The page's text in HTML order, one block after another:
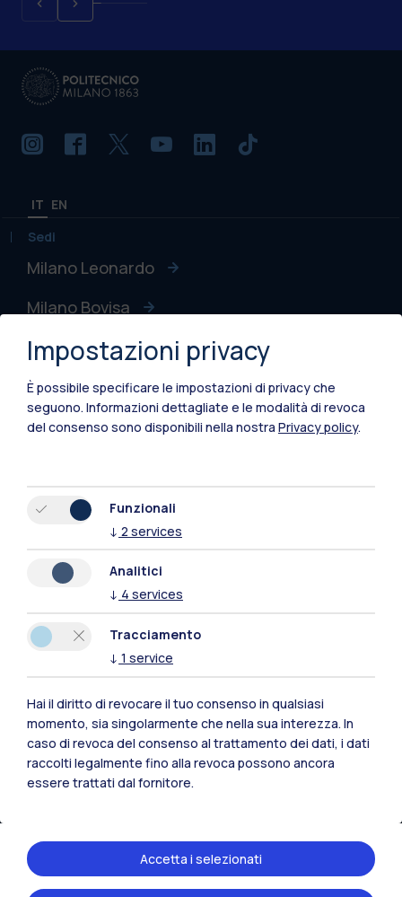
IT EN
Sedi
Milano Leonardo
Milano Bovisa
Cremona
Lecco
Mantova
Xi'an
Naviga il sito
Contattaci
Impostazioni privacy
È possibile specificare le impostazioni di privacy che
seguono. Informazioni dettagliate e le modalità di revoca
del consenso sono disponibili nella nostra Privacy policy.
Funzionali
↓ 2 services
Analitici
↓ 4 services
Tracciamento
↓ 1 service
Hai il diritto di revocare il tuo consenso in qualsiasi
momento, sia singolarmente che nella sua interezza. In
caso di revoca del consenso al trattamento dei dati, i dati
raccolti legalmente fino alla revoca possono ancora
essere trattati dal fornitore.
Accetta i selezionati